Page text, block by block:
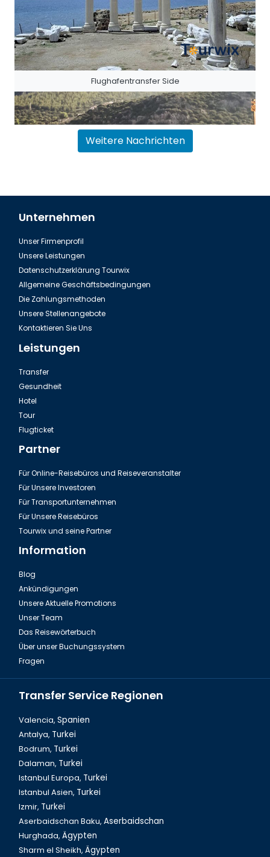
Flughafentransfer Side
Flughafentransfer Antalya Belek
Dalyan Tour & Krabbenfischen in der Türkei
Weitere Nachrichten
Unternehmen
Unser Firmenprofil
Unsere Leistungen
Datenschutzerklärung Tourwix
Allgemeine Geschäftsbedingungen
Die Zahlungsmethoden
Unsere Stellenangebote
Kontaktieren Sie Uns
Leistungen
Transfer
Gesundheit
Hotel
Tour
Flugticket
Partner
Für Online-Reisebüros und Reiseveranstalter
Für Unsere Investoren
Für Transportunternehmen
Für Unsere Reisebüros
Tourwix und seine Partner
Information
Blog
Ankündigungen
Unsere Aktuelle Promotions
Unser Team
Das Reisewörterbuch
Über unser Buchungssystem
Fragen
Transfer Service Regionen
Valencia, Spanien
Antalya, Turkei
Bodrum, Turkei
Dalaman, Turkei
Istanbul Europa, Turkei
Istanbul Asien, Turkei
Izmir, Turkei
Aserbaidschan Baku, Aserbaidschan
Hurghada, Ägypten
Sharm el Sheikh, Ägypten